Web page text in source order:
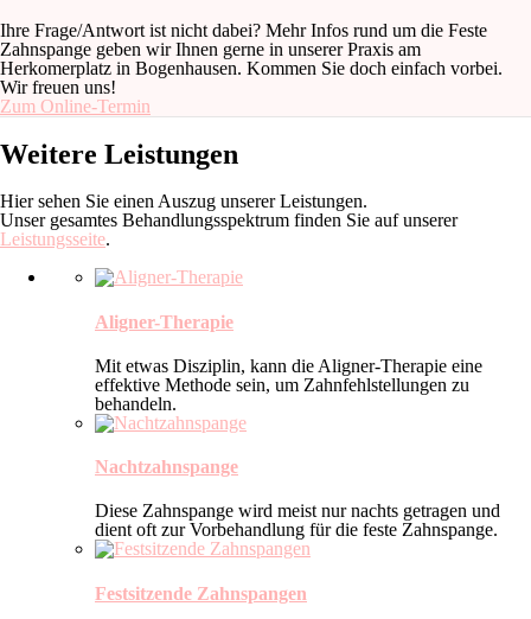
Ihre Frage/Antwort ist nicht dabei? Mehr Infos rund um die Feste
Zahnspange geben wir Ihnen gerne in unserer Praxis am
Herkomerplatz in Bogenhausen. Kommen Sie doch einfach vorbei.
Wir freuen uns!
Zum Online-Termin
Weitere Leistungen
Hier sehen Sie einen Auszug unserer Leistungen.
Unser gesamtes Behandlungsspektrum finden Sie auf unserer
Leistungsseite.
Aligner-Therapie
Mit etwas Disziplin, kann die Aligner-Therapie eine
effektive Methode sein, um Zahnfehlstellungen zu
behandeln.
Nachtzahnspange
Diese Zahnspange wird meist nur nachts getragen und
dient oft zur Vorbehandlung für die feste Zahnspange.
Festsitzende Zahnspangen